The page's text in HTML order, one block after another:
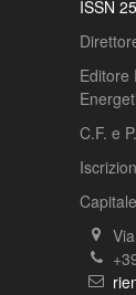
ISSN
Editore
C.F. e